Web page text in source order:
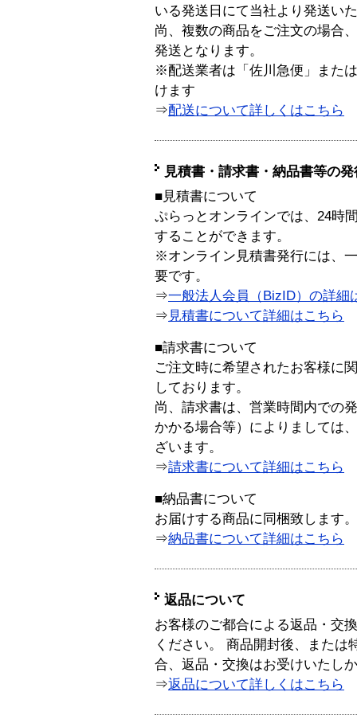
いる発送日にて当社より発送い
尚、複数の商品をご注文の場合
発送となります。
※配送業者は「佐川急便」また
けます
⇒配送について詳しくはこちら
見積書・請求書・納品書等の
■見積書について
ぷらっとオンラインでは、24時
することができます。
※オンライン見積書発行には、
要です。
⇒一般法人会員（BizID）の詳細
⇒ 見積書について詳細はこちら
■請求書について
ご注文時に希望されたお客様に
しております。
尚、請求書は、営業時間内での
かかる場合等）によりましては
ざいます。
⇒請求書について詳細はこちら
■納品書について
お届けする商品に同梱致します。
⇒納品書について詳細はこちら
返品について
お客様のご都合による返品・交
ください。 商品開封後、または
合、返品・交換はお受けいたし
⇒返品について詳しくはこちら